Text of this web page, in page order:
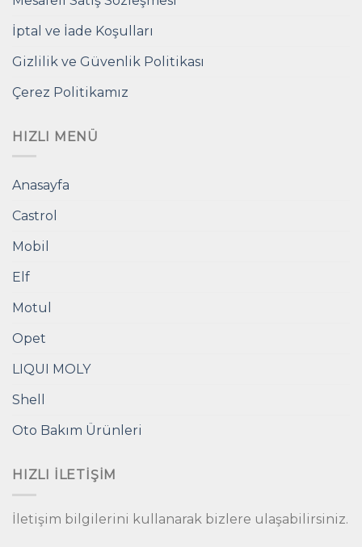
İptal ve İade Koşulları
Gizlilik ve Güvenlik Politikası
Çerez Politikamız
HIZLI MENÜ
Anasayfa
Castrol
Mobil
Elf
Motul
Opet
LIQUI MOLY
Shell
Oto Bakım Ürünleri
HIZLI İLETIŞIM
İletişim bilgilerini kullanarak bizlere ulaşabilirsiniz.